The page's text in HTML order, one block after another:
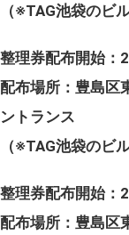
（※TAG池袋のビ
整理券配布開始：
配布場所：豊島
ントランス
（※TAG池袋のビ
整理券配布開始：
配布場所：豊島